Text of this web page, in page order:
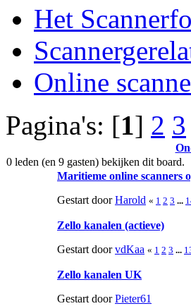
Het
Online
Pagina's: [1] 2 3
0 leden (en 9 gasten) bekijken dit board.
Maritieme online scanners
Gestart doorHarold « 1 2 3 ...
Zello kanalen (actieve)
Gestart doorvdKaa « 1 2 3 ...
Zello kanalen UK
Gestart doorPieter61